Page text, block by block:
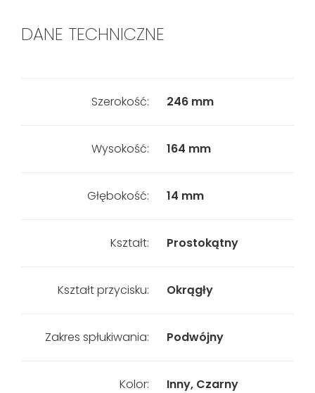
DANE TECHNICZNE
Szerokość: 246 mm
Wysokość: 164 mm
Głębokość: 14 mm
Kształt: Prostokątny
Kształt przycisku: Okrągły
Zakres spłukiwania: Podwójny
Kolor: Inny, Czarny